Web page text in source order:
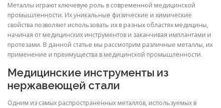
Металлы играют ключевую роль в современной медицинской
промышленности. Их уникальные физические и химические
свойства позволяют использовать их в разных областях медицины,
начиная от медицинских инструментов и заканчивая имплантами и
протезами. В данной статье мы рассмотрим различные металлы, их
применение и преимущества в медицинской промышленности.
Медицинские инструменты из
нержавеющей стали
Одним из самых распространенных металлов, используемых в